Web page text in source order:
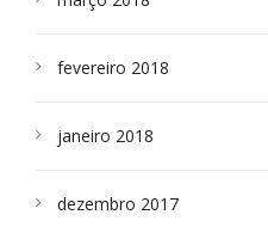
fevereiro 2018
janeiro 2018
dezembro 2017